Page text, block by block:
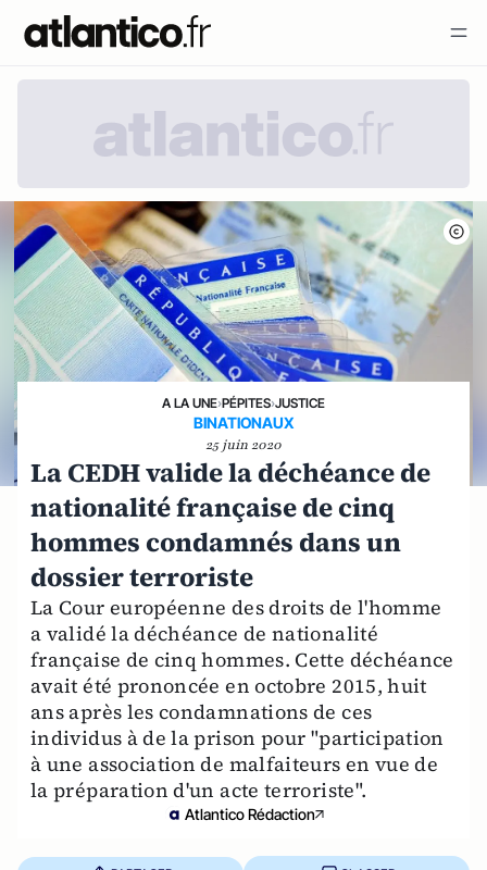
A LA UNE›PÉPITES›JUSTICE
BINATIONAUX
25 juin 2020
La CEDH valide la déchéance de
nationalité française de cinq
hommes condamnés dans un
dossier terroriste
La Cour européenne des droits de l'homme
a validé la déchéance de nationalité
française de cinq hommes. Cette déchéance
avait été prononcée en octobre 2015, huit
ans après les condamnations de ces
individus à de la prison pour "participation
à une association de malfaiteurs en vue de
la préparation d'un acte terroriste".
Atlantico Rédaction